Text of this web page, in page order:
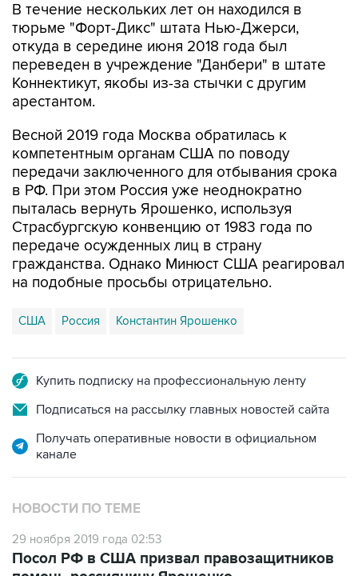
В течение нескольких лет он находился в
тюрьме "Форт-Дикс" штата Нью-Джерси,
откуда в середине июня 2018 года был
переведен в учреждение "Данбери" в штате
Коннектикут, якобы из-за стычки с другим
арестантом.
Весной 2019 года Москва обратилась к
компетентным органам США по поводу
передачи заключенного для отбывания срока
в РФ. При этом Россия уже неоднократно
пыталась вернуть Ярошенко, используя
Страсбургскую конвенцию от 1983 года по
передаче осужденных лиц в страну
гражданства. Однако Минюст США реагировал
на подобные просьбы отрицательно.
США Россия Константин Ярошенко
Купить подписку на профессиональную ленту
Подписаться на рассылку главных новостей сайта
Получать оперативные новости в официальном
канале
НОВОСТИ ПО ТЕМЕ
29 ноября 2019 года 02:53
Посол РФ в США призвал правозащитников